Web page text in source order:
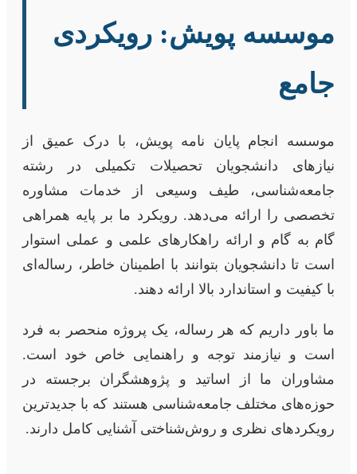
موسسه پویش: رویکردی
جامع
موسسه انجام پایان نامه پویش، با درک عمیق از
نیازهای دانشجویان تحصیلات تکمیلی در رشته
جامعه‌شناسی، طیف وسیعی از خدمات مشاوره
تخصصی را ارائه می‌دهد. رویکرد ما بر پایه همراهی
گام به گام و ارائه راهکارهای علمی و عملی استوار
است تا دانشجویان بتوانند با اطمینان خاطر، رساله‌ای
با کیفیت و استاندارد بالا ارائه دهند.
ما باور داریم که هر رساله، یک پروژه منحصر به فرد
است و نیازمند توجه و راهنمایی خاص خود است.
مشاوران ما از اساتید و پژوهشگران برجسته در
حوزه‌های مختلف جامعه‌شناسی هستند که با جدیدترین
رویکردهای نظری و روش‌شناختی آشنایی کامل دارند.